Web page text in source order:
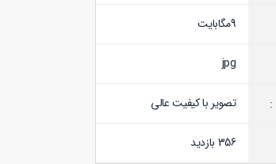
9مگابایت
jpg
: تصویر با کیفیت عالی
356 بازدید